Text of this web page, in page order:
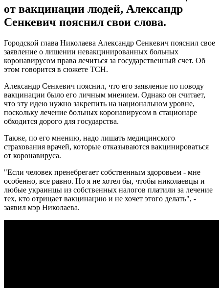
от вакцинации людей, Александр
Сенкевич пояснил свои слова.
Городской глава Николаева Александр Сенкевич пояснил свое
заявление о лишении невакцинированных больных
коронавирусом права лечиться за государственный счет. Об
этом говорится в сюжете ТСН.
Александр Сенкевич пояснил, что его заявление по поводу
вакцинации было его личным мнением. Однако он считает,
что эту идею нужно закрепить на национальном уровне,
поскольку лечение больных коронавирусом в стационаре
обходится дорого для государства.
Также, по его мнению, надо лишать медицинского
страхования врачей, которые отказываются вакцинироваться
от коронавируса.
"Если человек пренебрегает собственным здоровьем - мне
особенно, все равно. Но я не хотел бы, чтобы николаевцы и
любые украинцы из собственных налогов платили за лечение
тех, кто отрицает вакцинацию и не хочет этого делать", -
заявил мэр Николаева.